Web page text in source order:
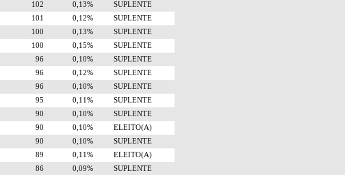
102 0,13%
SUPLENTE
101 0,12%
SUPLENTE
100 0,13%
SUPLENTE
100 0,15%
SUPLENTE
96 0,10%
SUPLENTE
96 0,12%
SUPLENTE
96 0,10%
SUPLENTE
95 0,11%
SUPLENTE
90 0,10%
SUPLENTE
90 0,10%
ELEITO(A)
90 0,10%
SUPLENTE
89 0,11%
ELEITO(A)
86 0,09% SUPLENTE